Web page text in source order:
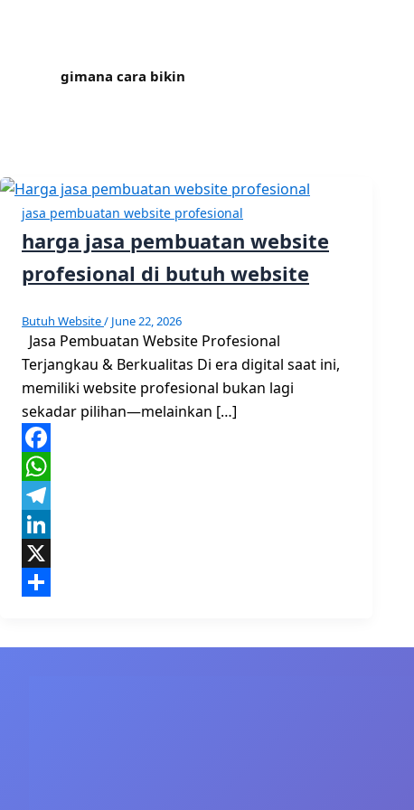
gimana cara bikin
jasa pembuatan website profesional
harga jasa pembuatan website
profesional di butuh website
Butuh Website/ June 22, 2026
Jasa Pembuatan Website Profesional
Terjangkau & Berkualitas Di era digital saat ini,
memiliki website profesional bukan lagi
sekadar pilihan—melainkan […]
Facebook
WhatsApp
Telegram
LinkedIn
X